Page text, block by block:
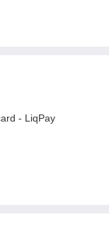
- LiqPay